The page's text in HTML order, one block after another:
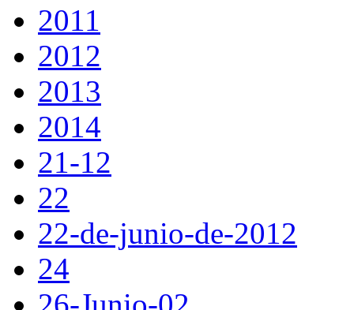
2011
2012
2013
2014
21-12
22
22-de-junio-de-2012
24